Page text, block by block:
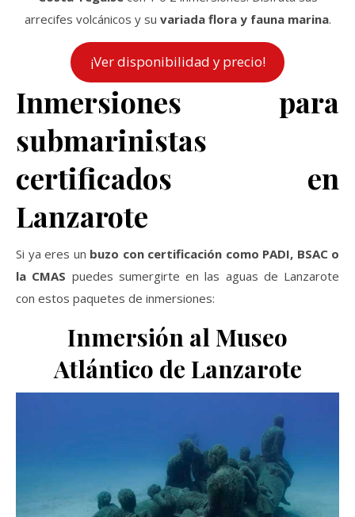
arrecifes volcánicos y su variada flora y fauna marina.
¡Ver disponibilidad y precio!
Inmersiones para
submarinistas
certificados en
Lanzarote
Si ya eres un buzo con certificación como PADI, BSAC o
la CMAS puedes sumergirte en las aguas de Lanzarote
con estos paquetes de inmersiones:
Inmersión al Museo
Atlántico de Lanzarote